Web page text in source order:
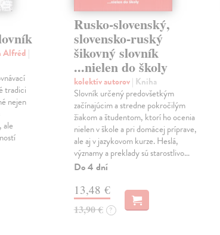
Alfréd |
tradici
nejen
ale
Rusko-slovenský,
slovensko-ruský
šikovný slovník
...nielen do školy
kolektív autorov| Kniha
Slovník určený predovšetkým
začínajúcim a stredne pokročilým
žiakom a študentom, ktorí ho ocenia
nielen v škole a pri domácej príprave,
ale aj v jazykovom kurze. Heslá,
významy a preklady sú starostlivo…
Do 4 dní
13,48 €
13,90 € ?